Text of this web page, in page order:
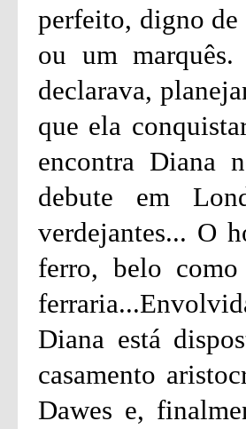
perfeito, digno de
ou um
declarava,
que ela
encontra Diana
debute em
verdejantes... O
ferro, belo
Diana está
casamento
Dawes e,